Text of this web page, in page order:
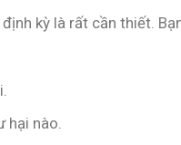
kỳ là rất cần thiết.
hại nào.